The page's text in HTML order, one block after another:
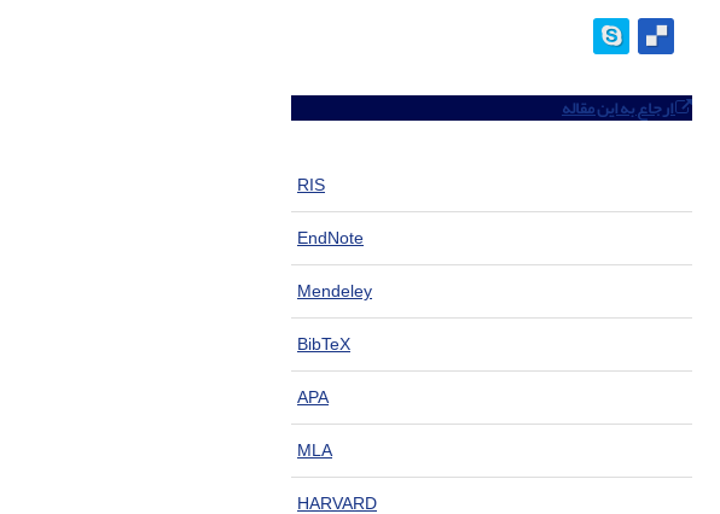
ارجاع به این مقاله
RIS
EndNote
Mendeley
BibTeX
APA
MLA
HARVARD